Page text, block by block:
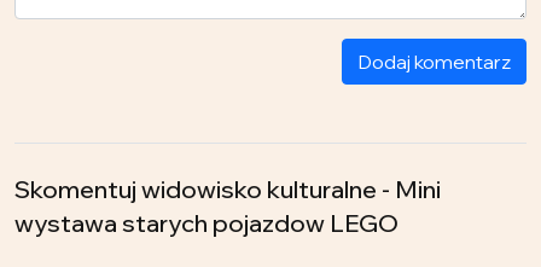
Dodaj komentarz
Skomentuj widowisko kulturalne - Mini
wystawa starych pojazdow LEGO